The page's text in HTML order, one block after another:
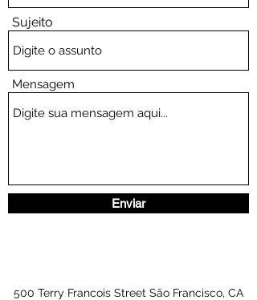
Sujeito
Mensagem
Enviar
500 Terry Francois Street São Francisco, CA